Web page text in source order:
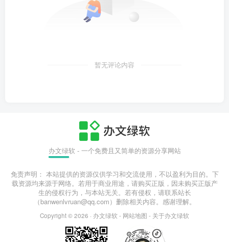
暂无评论内容
办文绿软 - 一个免费且又简单的资源分享网站
免责声明： 本站提供的资源仅供学习和交流使用，不以盈利为目的。下
载资源均来源于网络。若用于商业用途，请购买正版，因未购买正版产
生的侵权行为，与本站无关。若有侵权，请联系站长
（banwenlvruan@qq.com）删除相关内容。感谢理解。
Copyright © 2026 · 办文绿软 - 网站地图 - 关于办文绿软